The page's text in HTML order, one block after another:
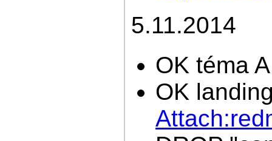
5.11.2014
OK téma
OK